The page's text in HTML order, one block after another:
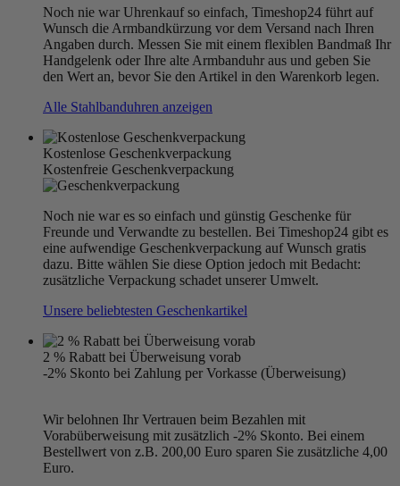
Noch nie war Uhrenkauf so einfach, Timeshop24 führt auf
Wunsch die Armbandkürzung vor dem Versand nach Ihren
Angaben durch. Messen Sie mit einem flexiblen Bandmaß Ihr
Handgelenk oder Ihre alte Armbanduhr aus und geben Sie
den Wert an, bevor Sie den Artikel in den Warenkorb legen.
Alle Stahlbanduhren anzeigen
Kostenlose Geschenkverpackung
Kostenfreie Geschenkverpackung
Noch nie war es so einfach und günstig Geschenke für
Freunde und Verwandte zu bestellen. Bei Timeshop24 gibt es
eine aufwendige Geschenkverpackung auf Wunsch gratis
dazu. Bitte wählen Sie diese Option jedoch mit Bedacht:
zusätzliche Verpackung schadet unserer Umwelt.
Unsere beliebtesten Geschenkartikel
2 % Rabatt bei Überweisung vorab
-2% Skonto bei Zahlung per Vorkasse (Überweisung)
Wir belohnen Ihr Vertrauen beim Bezahlen mit
Vorabüberweisung mit zusätzlich -2% Skonto. Bei einem
Bestellwert von z.B. 200,00 Euro sparen Sie zusätzliche 4,00
Euro.